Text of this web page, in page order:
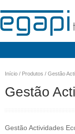
Início / Produtos / Gestão
Gestão
Gestão Actividades